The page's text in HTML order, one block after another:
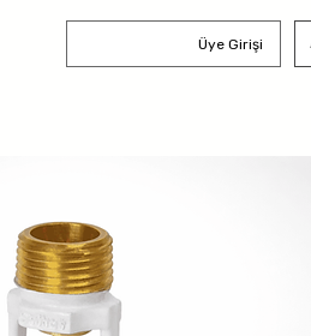
Üye Girişi